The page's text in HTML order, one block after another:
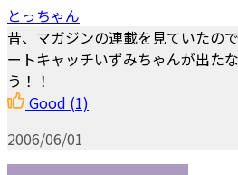
とっちゃん
昔、マガジンの連載を見ていたの
ートキャッチいずみちゃんが出た
う！！
Good (1)
2006/06/01